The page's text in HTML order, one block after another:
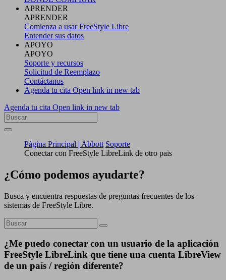
APRENDER
APRENDER
Comienza a usar FreeStyle Libre
Entender sus datos
APOYO
APOYO
Soporte y recursos
Solicitud de Reemplazo
Contáctanos
Agenda tu cita Open link in new tab
Agenda tu cita Open link in new tab
Página Principal | Abbott Soporte
Conectar con FreeStyle LibreLink de otro pais
¿Cómo podemos ayudarte?
Busca y encuentra respuestas de preguntas frecuentes de los
sistemas de FreeStyle Libre.
¿Me puedo conectar con un usuario de la aplicación
FreeStyle LibreLink que tiene una cuenta LibreView
de un país / región diferente?